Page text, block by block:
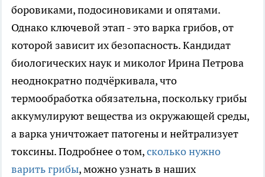
боровиками, подосиновиками и опятами.
Однако ключевой этап - это варка грибов, от
которой зависит их безопасность. Кандидат
биологических наук и миколог Ирина Петрова
неоднократно подчёркивала, что
термообработка обязательна, поскольку грибы
аккумулируют вещества из окружающей среды,
а варка уничтожает патогены и нейтрализует
токсины. Подробнее о том,сколько нужно
варить грибы, можно узнать в наших